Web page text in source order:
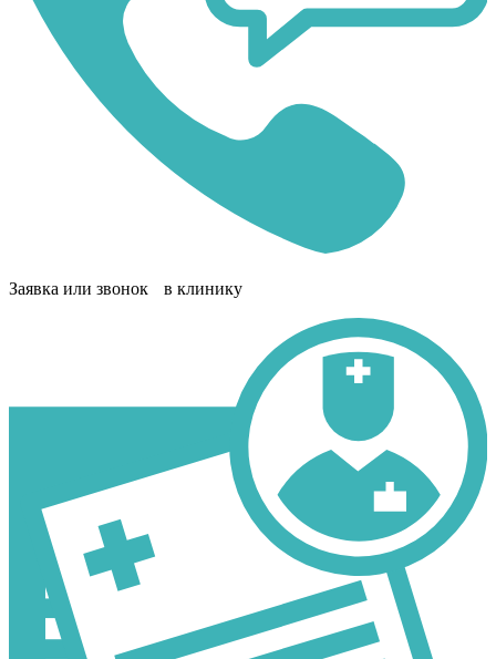
Заявка или звонок в клинику